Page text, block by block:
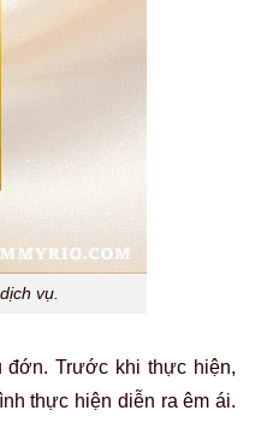
vụ.
đớn. Trước khi thực hiện,
thực hiện diễn ra êm ái.